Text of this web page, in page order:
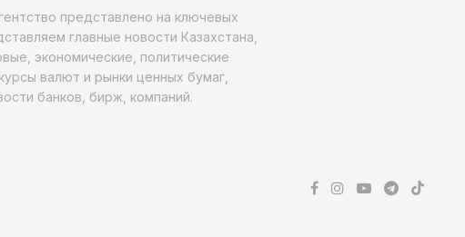
представлено на ключевых
главные новости Казахстана,
экономические, политические
валют и рынки ценных бумаг,
банков, бирж, компаний.